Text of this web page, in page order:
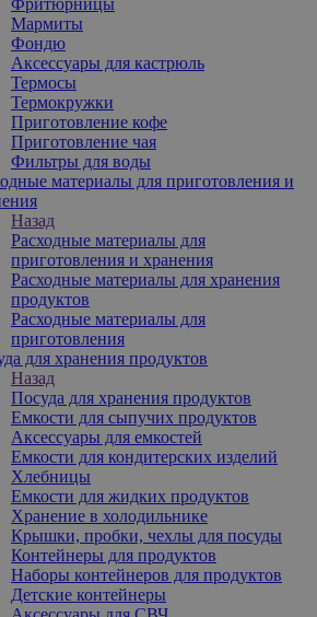
Мармиты
Фондю
Аксессуары для кастрюль
Термосы
Термокружки
Приготовление кофе
Приготовление чая
Фильтры для воды
материалы для приготовления и
Назад
Расходные материалы для
приготовления и хранения
Расходные материалы для хранения
продуктов
Расходные материалы для
приготовления
для хранения продуктов
Назад
Посуда для хранения продуктов
Емкости для сыпучих продуктов
Аксессуары для емкостей
Емкости для кондитерских изделий
Хлебницы
Емкости для жидких продуктов
Хранение в холодильнике
Крышки, пробки, чехлы для посуды
Контейнеры для продуктов
Наборы контейнеров для продуктов
Детские контейнеры